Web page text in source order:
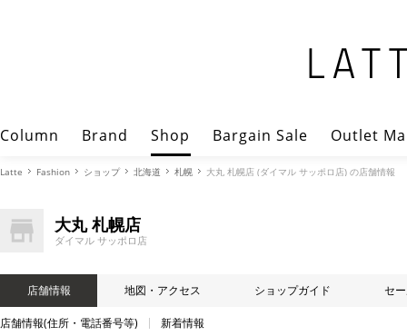
Column Brand Shop Bargain Sale Outlet
Latte Fashion ショップ 北海道 札幌 大丸 札幌店 (ダイマル サッポロ店) の店舗情報
大丸 札幌店
ダイマル サッポロ店
店舗情報 地図・アクセス ショップガイド セ
店舗情報(住所・電話番号等) 新着情報